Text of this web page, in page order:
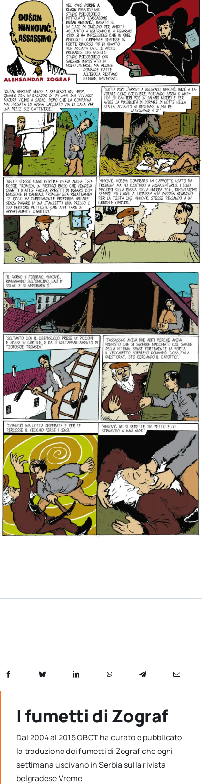
per:
Newsletter
Ita
I fumetti di Zograf
Dal 2004 al 2015 OBCT ha curato e pubblicato
la traduzione dei fumetti di Zograf che ogni
settimana uscivano in Serbia sulla rivista
belgradese Vreme